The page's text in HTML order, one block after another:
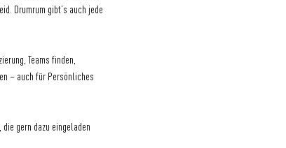
Drumrum gibt’s auch jede
Teams finden,
– auch für Persönliches
gern dazu eingeladen